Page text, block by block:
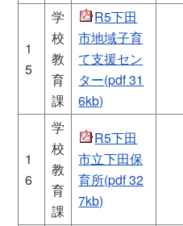
1
5
学
校
教
育
課
R5下田
市地域子育
て支援セン
ター(pdf 31
6kb)
1
6
学
校
教
育
課
R5下田
市立下田保
育所(pdf 32
7kb)